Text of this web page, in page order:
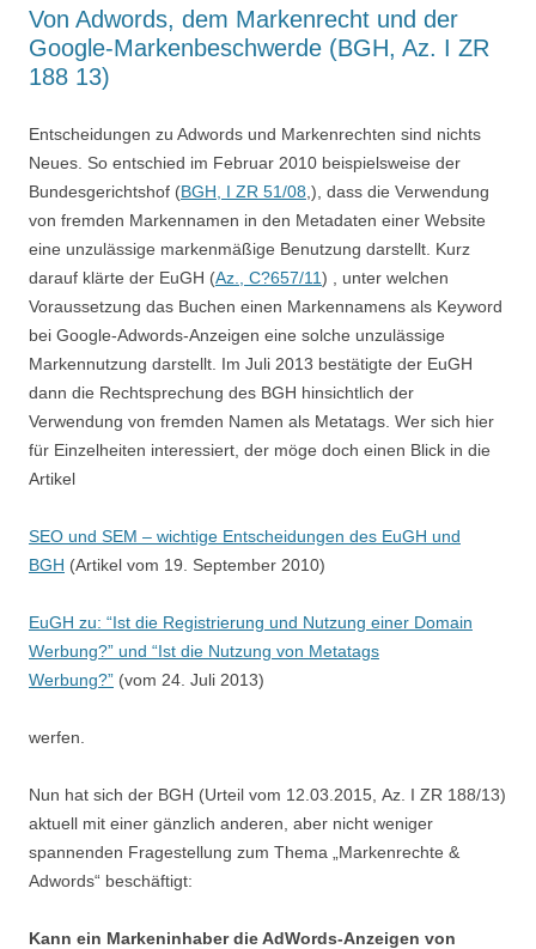
Von Adwords, dem Markenrecht und der
Google-Markenbeschwerde (BGH, Az. I ZR
188 13)
Entscheidungen zu Adwords und Markenrechten sind nichts
Neues. So entschied im Februar 2010 beispielsweise der
Bundesgerichtshof (BGH, I ZR 51/08 ,), dass die Verwendung
von fremden Markennamen in den Metadaten einer Website
eine unzulässige markenmäßige Benutzung darstellt. Kurz
darauf klärte der EuGH (Az., C?657/11) , unter welchen
Voraussetzung das Buchen einen Markennamens als Keyword
bei Google-Adwords-Anzeigen eine solche unzulässige
Markennutzung darstellt. Im Juli 2013 bestätigte der EuGH
dann die Rechtsprechung des BGH hinsichtlich der
Verwendung von fremden Namen als Metatags. Wer sich hier
für Einzelheiten interessiert, der möge doch einen Blick in die
Artikel
SEO und SEM – wichtige Entscheidungen des EuGH und
BGH (Artikel vom 19. September 2010)
EuGH zu: “Ist die Registrierung und Nutzung einer Domain
Werbung?” und “Ist die Nutzung von Metatags
Werbung?” (vom 24. Juli 2013)
werfen.
Nun hat sich der BGH (Urteil vom 12.03.2015, Az. I ZR 188/13)
aktuell mit einer gänzlich anderen, aber nicht weniger
spannenden Fragestellung zum Thema „Markenrechte &
Adwords“ beschäftigt:
Kann ein Markeninhaber die AdWords-Anzeigen von